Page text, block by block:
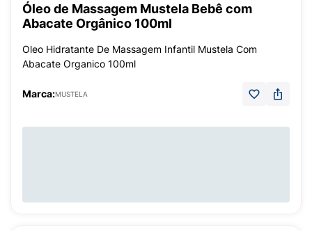
Óleo de Massagem Mustela Bebê com
Abacate Orgânico 100ml
Oleo Hidratante De Massagem Infantil Mustela Com
Abacate Organico 100ml
Marca:MUSTELA